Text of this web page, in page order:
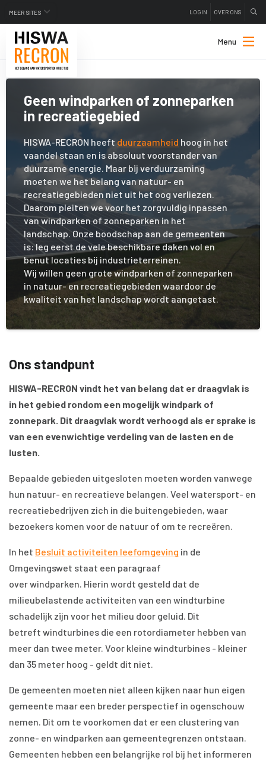
MEER SITES LOGIN OVER ONS
Menu
Geen windparken of zonneparken
in recreatiegebied
HISWA-RECRON heeft duurzaamheid hoog in het
vaandel staan en is absoluut voorstander van
duurzame energie. Maar bij verduurzaming
moeten we het belang van natuur- en
recreatiegebieden niet uit het oog verliezen.
Daarom pleiten we voor het zorgvuldig inpassen
van windparken of zonneparken in het
landschap. Onze boodschap aan de gemeenten
is: leg eerst de vele beschikbare daken vol en
benut locaties bij industrieterreinen.
Wij willen geen grote windparken of zonneparken
in natuur- en recreatiegebieden waardoor de
kwaliteit van het landschap wordt aangetast.
Ons standpunt
HISWA-RECRON vindt het van belang dat er draagvlak is
in het gebied rondom een mogelijk windpark of
zonnepark. Dit draagvlak wordt verhoogd als er sprake is
van een evenwichtige verdeling van de lasten en de
lusten.
Bepaalde gebieden uitgesloten moeten worden vanwege
hun natuur- en recreatieve belangen. Veel watersport- en
recreatiebedrijven zich in die buitengebieden, waar
bezoekers komen voor de natuur of om te recreëren.
In het Besluit activiteiten leefomgeving in de
Omgevingswet staat een paragraaf
over windparken. Hierin wordt gesteld dat de
milieubelastende activiteiten van een windturbine
schadelijk zijn voor het milieu door geluid. Dit
betreft windturbines die een rotordiameter hebben van
meer dan twee meter. Voor kleine windturbines - kleiner
dan 35 meter hoog - geldt dit niet.
De gemeenten moeten niet alleen kijken naar hun eigen
gemeente maar een breder perspectief in ogenschouw
nemen. Dit om te voorkomen dat er een clustering van
zonne- en windparken aan gemeentegrenzen ontstaan.
Gemeenten hebben een belangrijke rol bij het informeren